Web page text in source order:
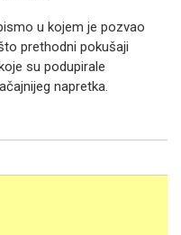
u kojem je pozvao
prethodni pokušaji
su podupirale
napretka.